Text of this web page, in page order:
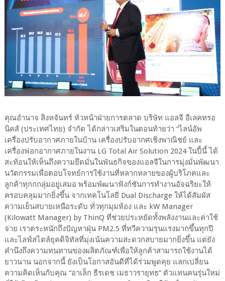
คุณอำนาจ สิงหจันทร์ หัวหน้าฝ่ายการตลาด บริษัท แอลจี อีเลคทรอ
นิคส์ (ประเทศไทย) จำกัด ได้กล่าวเสริมในตอนท้ายว่า “ไลน์อัพ
เครื่องปรับอากาศภายในบ้าน เครื่องปรับอากศเชิงพาณิชย์ และ
เครื่องฟอกอากาศภายในงาน LG Total Air Solution 2024 ในปี้นี้ ได้
สะท้อนให้เห็นถึงความยึดมั่นในพันธกิจของแอลจีในการมุ่งมั่นพัฒนา
นวัตกรรมเพื่อตอบโจทย์การใช้งานที่หลากหลายของผู้บริโภคและ
ลูกค้าทุกกกลุ่มอยู่เสมอ พร้อมพัฒนาฟังก์ชันการทำงานอัจฉริยะให้
ครอบคลุมมากยิ่งขึ้น จากเทคโนโลยี Dual Discharge ให้ได้สัมผัส
ความเย็นสบายเหนือระดับ ทั่วทุกมุมห้อง และ kW Manager
(Kilowatt Manager) by ThinQ ที่ช่วยประหยัดทั้งพลังงานและค่าใช้
จ่าย เราตระหนักถึงปัญหาฝุ่น PM2.5 ที่ทวีความรุนแรงมากขึ้นทุกปี
และไลฟ์สไตล์ยุคดิจิทัลที่มุ่งเน้นความสะดวกสบายมากยิ่งขึ้น แต่ยัง
คำนึงถึงความทนทานของผลิตภัณฑ์เพื่อให้ลูกค้าสามารถใช้งานได้
ยาวนาน นอกจากนี้ ยังเป็นโอกาสอันดีที่ได้ร่วมพูดคุย แลกเปลี่ยน
ความคิดเห็นกับคุณ “อาเล็ก ธีรเดช เมธาวรายุทธ” ตัวแทนคนรุ่นใหม่